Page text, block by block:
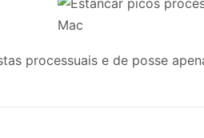
processuais e de posse